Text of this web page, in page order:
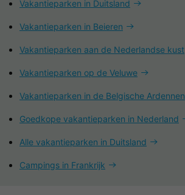
Vakantieparken in Duitsland
Vakantieparken in Beieren
Vakantieparken aan de Nederlandse kust
Vakantieparken op de Veluwe
Vakantieparken in de Belgische Ardennen
Goedkope vakantieparken in Nederland
Alle vakantieparken in Duitsland
Campings in Frankrijk